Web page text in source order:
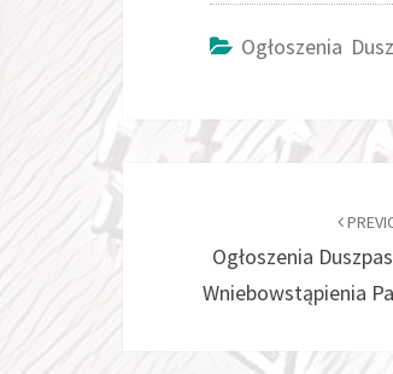
Ogłoszenia
Post
navigation
Ogłoszenia
Wniebowstąpienia